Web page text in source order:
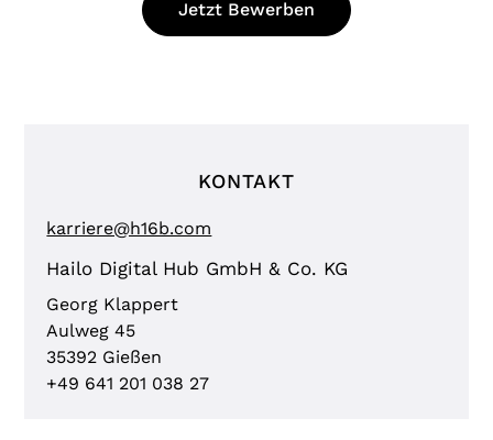
Jetzt Bewerben
KONTAKT
karriere@h16b.com
Hailo Digital Hub GmbH & Co. KG
Georg Klappert
Aulweg 45
35392 Gießen
+49 641 201 038 27